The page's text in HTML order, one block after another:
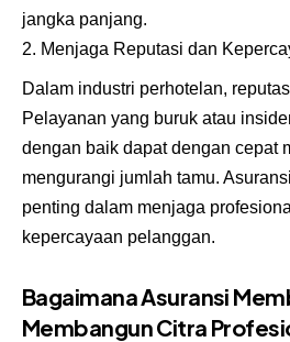
jangka panjang.
Menjaga Reputasi dan
Dalam industri perhotelan,
Pelayanan yang buruk atau
dengan baik dapat dengan cepat
mengurangi jumlah tamu.
penting dalam menjaga
kepercayaan pelanggan.
Bagaimana Asuransi
Membangun Citra